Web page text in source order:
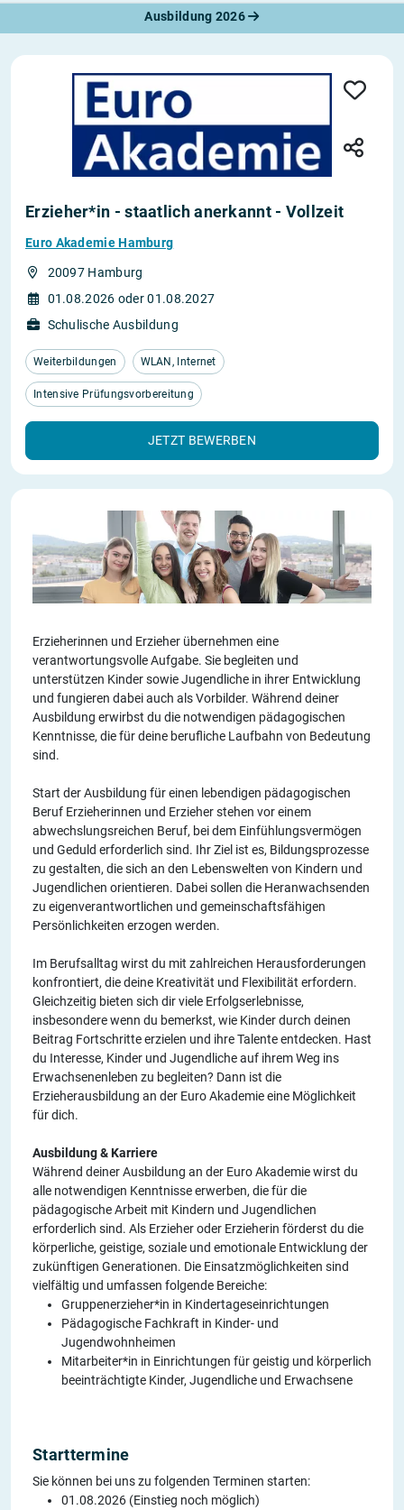
Ausbildung 2026
Erzieher*in - staatlich anerkannt - Vollzeit
Euro Akademie Hamburg
20097 Hamburg
01.08.2026 oder 01.08.2027
Schulische Ausbildung
Weiterbildungen WLAN, Internet
Intensive Prüfungsvorbereitung
JETZT BEWERBEN
Erzieherinnen und Erzieher übernehmen eine
verantwortungsvolle Aufgabe. Sie begleiten und
unterstützen Kinder sowie Jugendliche in ihrer Entwicklung
und fungieren dabei auch als Vorbilder. Während deiner
Ausbildung erwirbst du die notwendigen pädagogischen
Kenntnisse, die für deine berufliche Laufbahn von Bedeutung
sind.
Start der Ausbildung für einen lebendigen pädagogischen
Beruf Erzieherinnen und Erzieher stehen vor einem
abwechslungsreichen Beruf, bei dem Einfühlungsvermögen
und Geduld erforderlich sind. Ihr Ziel ist es, Bildungsprozesse
zu gestalten, die sich an den Lebenswelten von Kindern und
Jugendlichen orientieren. Dabei sollen die Heranwachsenden
zu eigenverantwortlichen und gemeinschaftsfähigen
Persönlichkeiten erzogen werden.
Im Berufsalltag wirst du mit zahlreichen Herausforderungen
konfrontiert, die deine Kreativität und Flexibilität erfordern.
Gleichzeitig bieten sich dir viele Erfolgserlebnisse,
insbesondere wenn du bemerkst, wie Kinder durch deinen
Beitrag Fortschritte erzielen und ihre Talente entdecken. Hast
du Interesse, Kinder und Jugendliche auf ihrem Weg ins
Erwachsenenleben zu begleiten? Dann ist die
Erzieherausbildung an der Euro Akademie eine Möglichkeit
für dich.
Ausbildung & Karriere
Während deiner Ausbildung an der Euro Akademie wirst du
alle notwendigen Kenntnisse erwerben, die für die
pädagogische Arbeit mit Kindern und Jugendlichen
erforderlich sind. Als Erzieher oder Erzieherin förderst du die
körperliche, geistige, soziale und emotionale Entwicklung der
zukünftigen Generationen. Die Einsatzmöglichkeiten sind
vielfältig und umfassen folgende Bereiche:
Gruppenerzieher*in in Kindertageseinrichtungen
Pädagogische Fachkraft in Kinder- und
Jugendwohnheimen
Mitarbeiter*in in Einrichtungen für geistig und körperlich
beeinträchtigte Kinder, Jugendliche und Erwachsene
Starttermine
Sie können bei uns zu folgenden Terminen starten:
01.08.2026 (Einstieg noch möglich)